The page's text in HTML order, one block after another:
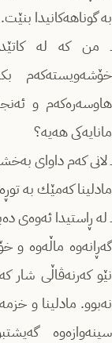
بە گوناهەكانیدا
ـ من كە لە
خۆشەویستەكەم
هاوسەرەكەم و
مانایەكی هەیە؟
ـ لانی كەم داوای
مادلینا كەمێك بە
ـ لە ڕاستیدا ئەوەی
گەڕانەوە ماڵەوە و
نێو كەرنەڤاڵی
نەبوو. مادلینا و
سینەوازەوە